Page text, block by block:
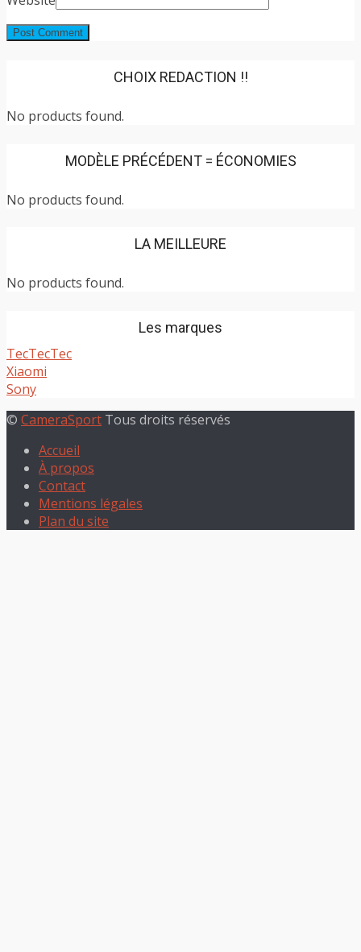
CHOIX REDACTION !!
No products found.
MODÈLE PRÉCÉDENT = ÉCONOMIES
No products found.
LA MEILLEURE
No products found.
Les marques
TecTecTec
Xiaomi
Sony
© CameraSport Tous droits réservés
Accueil
À propos
Contact
Mentions légales
Plan du site